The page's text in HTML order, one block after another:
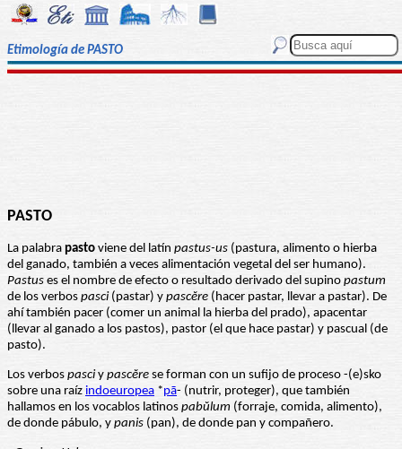
Etimología de PASTO
PASTO
La palabra pasto viene del latín pastus-us (pastura, alimento o hierba
del ganado, también a veces alimentación vegetal del ser humano).
Pastus es el nombre de efecto o resultado derivado del supino pastum
de los verbos pasci(pastar) y pascĕre (hacer pastar, llevar a pastar). De
ahí también pacer (comer un animal la hierba del prado), apacentar
(llevar al ganado a los pastos), pastor (el que hace pastar) y pascual (de
pasto).
Los verbos pasciy pascĕre se forman con un sufijo de proceso -(e)sko
sobre una raíz indoeuropea *pā- (nutrir, proteger), que también
hallamos en los vocablos latinos pabŭlum (forraje, comida, alimento),
de donde pábulo, y panis (pan), de donde pan y compañero.